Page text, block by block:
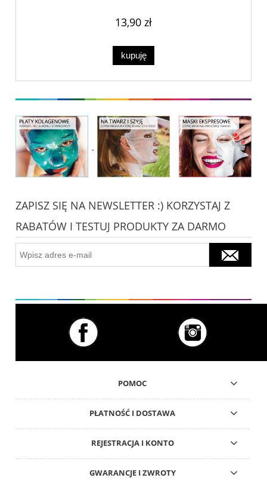
13,90 zł
kupuję
ZAPISZ SIĘ NA NEWSLETTER :) KORZYSTAJ Z
RABATÓW I TESTUJ PRODUKTY ZA DARMO
POMOC
PŁATNOŚĆ I DOSTAWA
REJESTRACJA I KONTO
GWARANCJE I ZWROTY